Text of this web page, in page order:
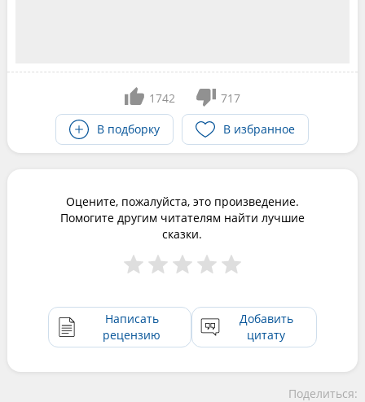
1742
717
В подборку
В избранное
Оцените, пожалуйста, это произведение.
Помогите другим читателям найти лучшие
сказки.
Написать
рецензию
Добавить
цитату
Поделиться: